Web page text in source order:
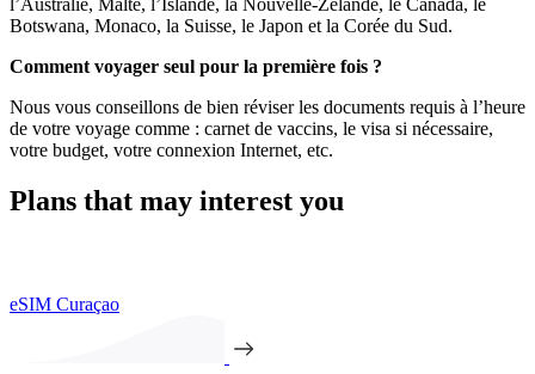
l’Australie, Malte, l’Islande, la Nouvelle-Zélande, le Canada, le
Botswana, Monaco, la Suisse, le Japon et la Corée du Sud.
Comment voyager seul pour la première fois ?
Nous vous conseillons de bien réviser les documents requis à l’heure
de votre voyage comme : carnet de vaccins, le visa si nécessaire,
votre budget, votre connexion Internet, etc.
Plans that may interest you
eSIM Curaçao